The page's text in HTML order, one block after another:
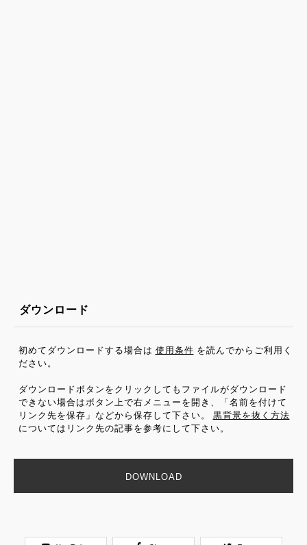
ダウンロード
初めてダウンロードする場合は 使用条件 を読んでからご利用く
ださい。
ダウンロードボタンをクリックしてもファイルがダウンロード
できない場合はボタン上で右メニューを開き、「名前を付けて
リンク先を保存」などから保存して下さい。
黒背景を抜く方法
についてはリンク先の記事を参考にして下さい。
DOWNLOAD